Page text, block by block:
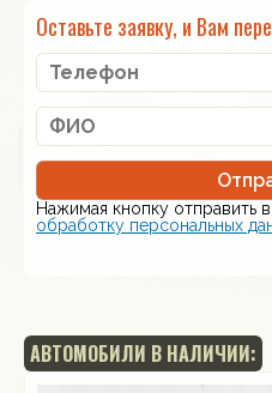
Оставьте заявку, и Вам
Нажимая кнопку отправить
обработку персональных
АВТОМОБИЛИ В НАЛИЧИИ: